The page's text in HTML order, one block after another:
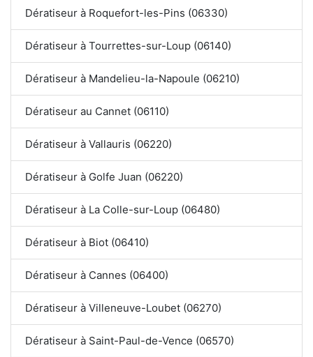
Dératiseur à Roquefort-les-Pins (06330)
Dératiseur à Tourrettes-sur-Loup (06140)
Dératiseur à Mandelieu-la-Napoule (06210)
Dératiseur au Cannet (06110)
Dératiseur à Vallauris (06220)
Dératiseur à Golfe Juan (06220)
Dératiseur à La Colle-sur-Loup (06480)
Dératiseur à Biot (06410)
Dératiseur à Cannes (06400)
Dératiseur à Villeneuve-Loubet (06270)
Dératiseur à Saint-Paul-de-Vence (06570)